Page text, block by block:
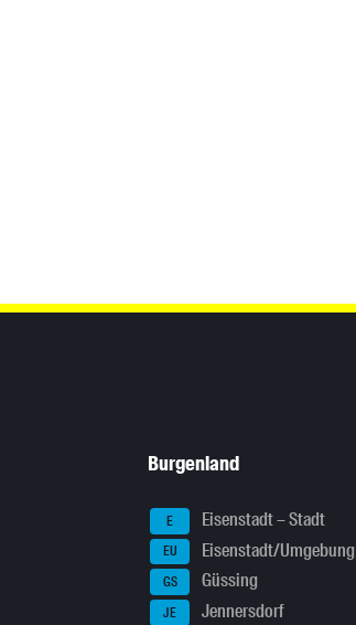
Burgenland
E Eisenstadt – Stadt
EU Eisenstadt/Umgebung
GS Güssing
JE Jennersdorf